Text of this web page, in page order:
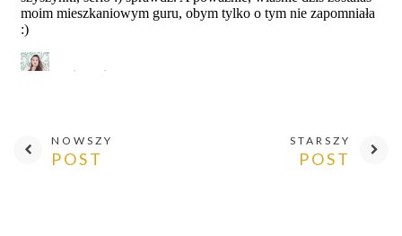
NOWSZY
POST
STARSZY
POST